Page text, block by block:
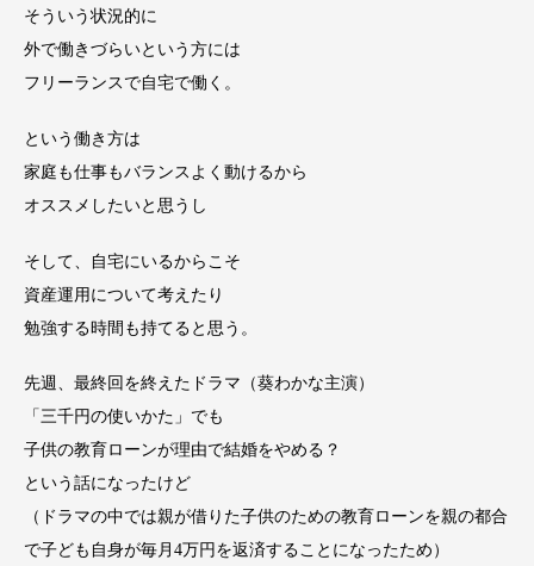
そういう状況的に
外で働きづらいという方には
フリーランスで自宅で働く。
という働き方は
家庭も仕事もバランスよく動けるから
オススメしたいと思うし
そして、自宅にいるからこそ
資産運用について考えたり
勉強する時間も持てると思う。
先週、最終回を終えたドラマ（葵わかな主演）
「三千円の使いかた」でも
子供の教育ローンが理由で結婚をやめる？
という話になったけど
（ドラマの中では親が借りた子供のための教育ローンを親の都合
で子ども自身が毎月4万円を返済することになったため）